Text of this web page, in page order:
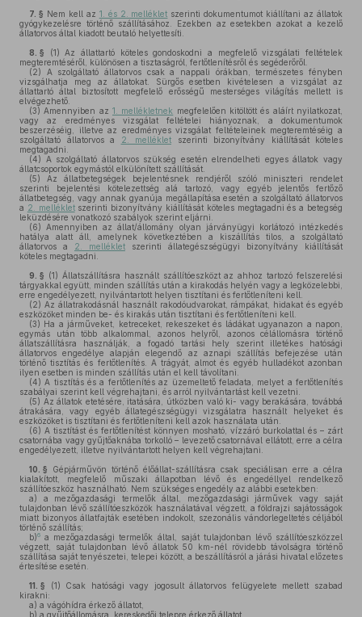
7. § Nem kell az 1. és 2. melléklet szerinti dokumentumot kiállítani az állatok
gyógykezelésre történő szállításához. Ezekben az esetekben azokat a kezelő
állatorvos által kiadott beutaló helyettesíti.
8. § (1) Az állattartó köteles gondoskodni a megfelelő vizsgálati feltételek
megteremtéséről, különösen a tisztaságról, fertőtlenítésről és segéderőről.
(2) A szolgáltató állatorvos csak a nappali órákban, természetes fényben
vizsgálhatja meg az állatokat. Sürgős esetben kivételesen a vizsgálat az
állattartó által biztosított megfelelő erősségű mesterséges világítás mellett is
elvégezhető.
(3) Amennyiben az 1. mellékletnek megfelelően kitöltött és aláírt nyilatkozat,
vagy az eredményes vizsgálat feltételei hiányoznak, a dokumentumok
beszerzéséig, illetve az eredményes vizsgálat feltételeinek megteremtéséig a
szolgáltató állatorvos a
2. melléklet szerinti bizonyítvány kiállítását köteles
megtagadni.
(4) A szolgáltató állatorvos szükség esetén elrendelheti egyes állatok vagy
állatcsoportok egymástól elkülönített szállítását.
(5) Az állatbetegségek bejelentésnek rendjéről szóló miniszteri rendelet
szerinti bejelentési kötelezettség alá tartozó, vagy egyéb jelentős fertőző
állatbetegség, vagy annak gyanúja megállapítása esetén a szolgáltató állatorvos
a 2. mellékletszerinti bizonyítvány kiállítását köteles megtagadni és a betegség
leküzdésére vonatkozó szabályok szerint eljárni.
(6) Amennyiben az állat/állomány olyan járványügyi korlátozó intézkedés
hatálya alatt áll, amelynek következtében a kiszállítás tilos, a szolgáltató
állatorvos a 2. melléklet szerinti állategészségügyi bizonyítvány kiállítását
köteles megtagadni.
9. § (1) Állatszállításra használt szállítóeszközt az ahhoz tartozó felszerelési
tárgyakkal együtt, minden szállítás után a kirakodás helyén vagy a legközelebbi,
erre engedélyezett, nyilvántartott helyen tisztítani és fertőtleníteni kell.
(2) Az állatrakodásnál használt rakodóudvarokat, rámpákat, hidakat és egyéb
eszközöket minden be- és kirakás után tisztítani és fertőtleníteni kell.
(3) Ha a járműveket, ketreceket, rekeszeket és ládákat ugyanazon a napon,
egymás után több alkalommal, azonos helyről, azonos célállomásra történő
állatszállításra használják, a fogadó tartási hely szerint illetékes hatósági
állatorvos engedélye alapján elegendő az aznapi szállítás befejezése után
történő tisztítás és fertőtlenítés. A trágyát, almot és egyéb hulladékot azonban
ilyen esetben is minden szállítás után el kell távolítani.
(4) A tisztítás és a fertőtlenítés az üzemeltető feladata, melyet a fertőtlenítés
szabályai szerint kell végrehajtani, és arról nyilvántartást kell vezetni.
(5) Az állatok etetésére, itatására, útközben való ki- vagy berakására, továbbá
átrakására, vagy egyéb állategészségügyi vizsgálatra használt helyeket és
eszközöket is tisztítani és fertőtleníteni kell azok használata után.
(6) A tisztítást és fertőtlenítést könnyen mosható, vízzáró burkolattal és – zárt
csatornába vagy gyűjtőaknába torkolló – levezető csatornával ellátott, erre a célra
engedélyezett, illetve nyilvántartott helyen kell végrehajtani.
10. § Gépjárművön történő élőállat-szállításra csak speciálisan erre a célra
kialakított, megfelelő műszaki állapotban lévő és engedéllyel rendelkező
szállítóeszköz használható. Nem szükséges engedély az alábbi esetekben:
a) a mezőgazdasági termelők által, mezőgazdasági járművek vagy saját
tulajdonban lévő szállítóeszközök használatával végzett, a földrajzi sajátosságok
miatt bizonyos állatfajták esetében indokolt, szezonális vándorlegeltetés céljából
történő szállítás;
b)6 a mezőgazdasági termelők által, saját tulajdonban lévő szállítóeszközzel
végzett, saját tulajdonban lévő állatok 50 km-nél rövidebb távolságra történő
szállítása saját tenyészetei, telepei között, a beszállításról a járási hivatal előzetes
értesítése esetén.
11. § (1) Csak hatósági vagy jogosult állatorvos felügyelete mellett szabad
kirakni:
a) a vágóhídra érkező állatot,
b) a gyűjtőállomásra, kereskedői telepre érkező állatot,